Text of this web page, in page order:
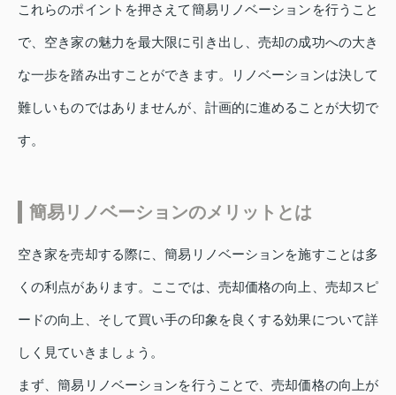
これらのポイントを押さえて簡易リノベーションを行うこと
で、空き家の魅力を最大限に引き出し、売却の成功への大き
な一歩を踏み出すことができます。リノベーションは決して
難しいものではありませんが、計画的に進めることが大切で
す。
簡易リノベーションのメリットとは
空き家を売却する際に、簡易リノベーションを施すことは多
くの利点があります。ここでは、売却価格の向上、売却スピ
ードの向上、そして買い手の印象を良くする効果について詳
しく見ていきましょう。
まず、簡易リノベーションを行うことで、売却価格の向上が